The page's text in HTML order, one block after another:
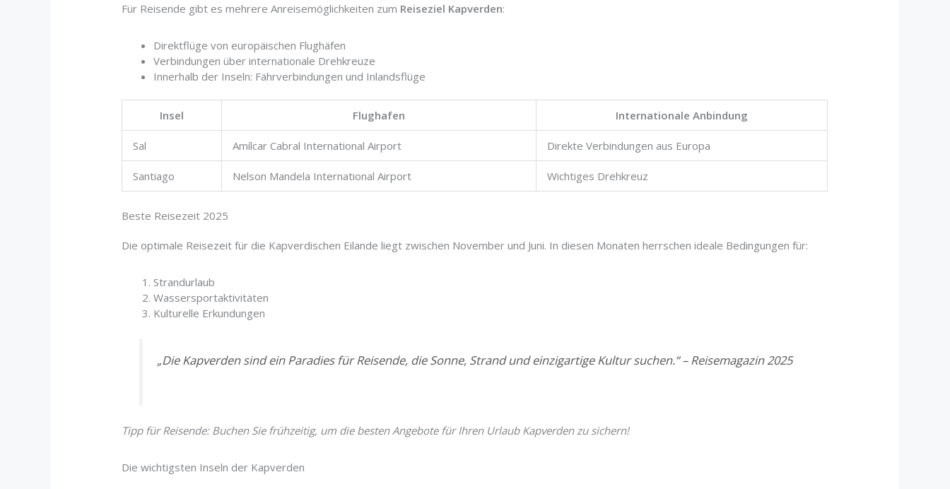
Für Reisende gibt es mehrere Anreisemöglichkeiten zum Reiseziel Kapverden:
Direktflüge von europäischen Flughäfen
Verbindungen über internationale Drehkreuze
Innerhalb der Inseln: Fährverbindungen und Inlandsflüge
Insel Flughafen Internationale Anbindung
Sal Amílcar Cabral International Airport Direkte Verbindungen aus Europa
Santiago Nelson Mandela International Airport Wichtiges Drehkreuz
Beste Reisezeit 2025
Die optimale Reisezeit für die Kapverdischen Eilande liegt zwischen November und Juni. In diesen Monaten herrschen ideale Bedingungen für:
Strandurlaub
Wassersportaktivitäten
Kulturelle Erkundungen
„Die Kapverden sind ein Paradies für Reisende, die Sonne, Strand und einzigartige Kultur suchen.“ – Reisemagazin 2025
Tipp für Reisende: Buchen Sie frühzeitig, um die besten Angebote für Ihren Urlaub Kapverden zu sichern!
Die wichtigsten Inseln der Kapverden